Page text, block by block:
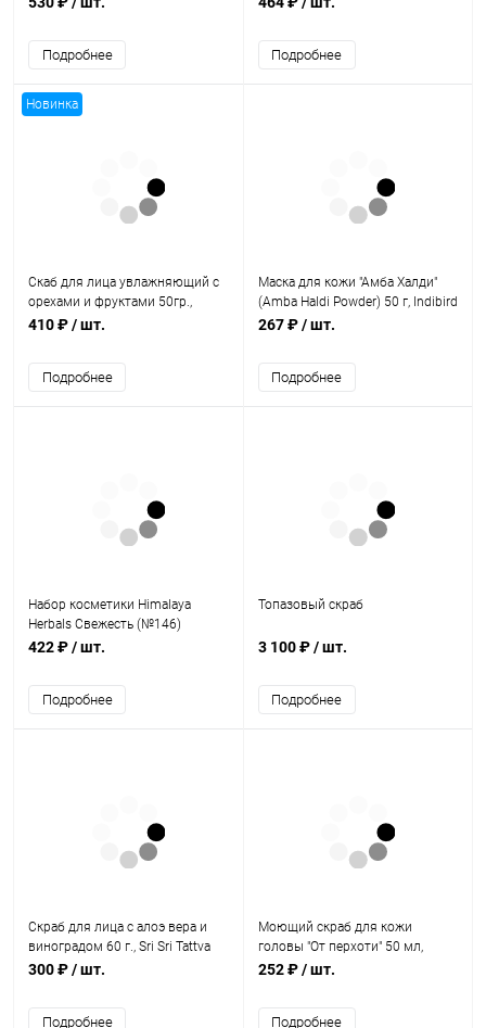
Подробнее Подробнее
Новинка
Cкаб для лица увлажняющий с
орехами и фруктами 50гр.,
Indiale
410 ₽/ шт.
Подробнее
Маска для кожи "Амба Халди"
(Amba Haldi Powder) 50 г, Indibird
267 ₽/ шт.
Подробнее
Набор косметики Himalaya
Herbals Свежесть (№146)
422 ₽/ шт.
Подробнее
Топазовый скраб
3 100 ₽/ шт.
Подробнее
Скраб для лица с алоэ вера и
виноградом 60 г., Sri Sri Tattva
300 ₽/ шт.
Подробнее
Моющий скраб для кожи
головы "От перхоти" 50 мл,
Jurassic Spa
252 ₽/ шт.
Подробнее